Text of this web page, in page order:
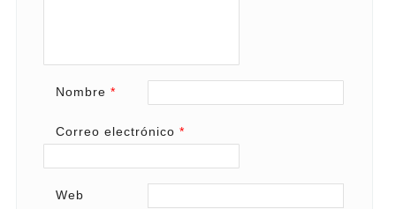
Nombre *
Correo electrónico *
Web